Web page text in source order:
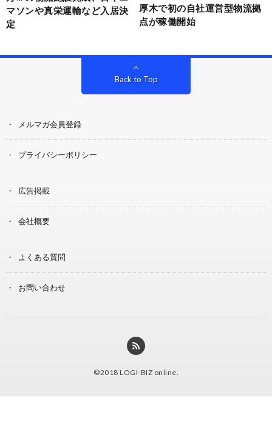
マソンや真栄運輸など入居決
定
厚木で初の自社運営型物流拠
点が稼働開始
Back to Top
メルマガ会員登録
プライバシーポリシー
広告掲載
会社概要
よくある質問
お問い合わせ
©2018 LOGI-BIZ online